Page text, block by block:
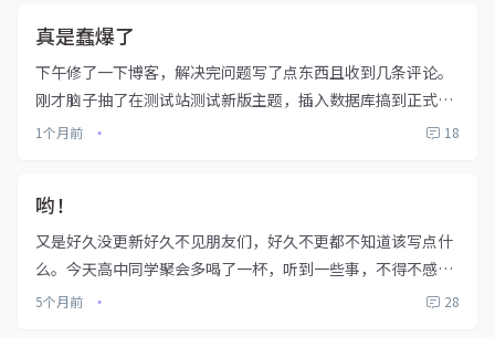
真是蠢爆了
下午修了一下博客，解决完问题写了点东西且收到几条评论。
刚才脑子抽了在测试站测试新版主题，插入数据库搞到正式网
站了，并且修复好的数据库我没备份……真是不怕智者深思熟
1个月前 • 18
哟！
又是好久没更新好久不见朋友们，好久不更都不知道该写点什
么。今天高中同学聚会多喝了一杯，听到一些事，不得不感
叹。仔细想想，18年高中毕业，我们15年就已相识，现如今已
5个月前 • 28